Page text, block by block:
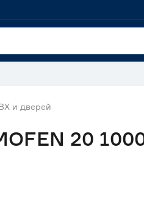
и дверей
20